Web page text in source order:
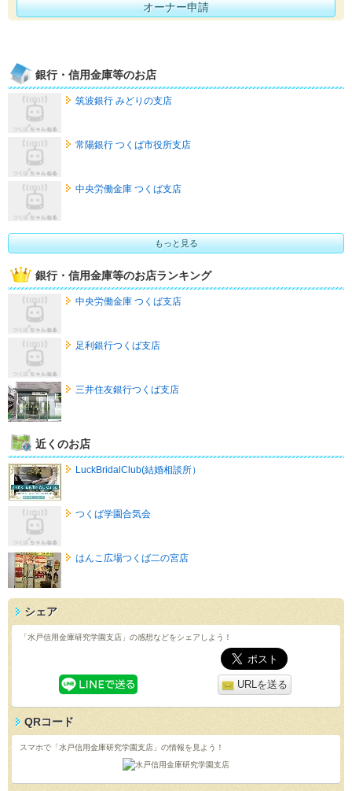
オーナー申請
銀行・信用金庫等のお店
筑波銀行 みどりの支店
常陽銀行 つくば市役所支店
中央労働金庫 つくば支店
もっと見る
銀行・信用金庫等のお店ランキング
中央労働金庫 つくば支店
足利銀行つくば支店
三井住友銀行つくば支店
近くのお店
LuckBridalClub(結婚相談所）
つくば学園合気会
はんこ広場つくば二の宮店
シェア
「水戸信用金庫研究学園支店」の感想などをシェアしよう！
URLを送る
QRコード
スマホで「水戸信用金庫研究学園支店」の情報を見よう！